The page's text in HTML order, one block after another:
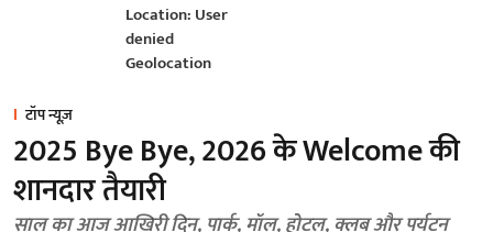
Location: User
denied
Geolocation
टॉप न्यूज़
2025 Bye Bye, 2026 के Welcome की
शानदार तैयारी